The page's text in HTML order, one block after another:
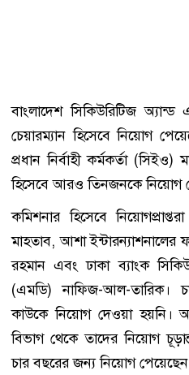
বাংলাদেশ সিকিউরিটিজ
চেয়ারম্যান হিসেবে নিয়োগ
প্রধান নির্বাহী কর্মকর্তা
হিসেবে আরও তিনজনকে নিয়োগ
কমিশনার হিসেবে
মাহতাব, আশা ইন্টারন্যাশনালের
রহমান এবং ঢাকা ব্যাংক
(এমডি) নাফিজ-আল-তারিক।
কাউকে নিয়োগ দেওয়া হয়নি।
বিভাগ থেকে তাদের নিয়োগ
চার বছরের জন্য নিয়োগ